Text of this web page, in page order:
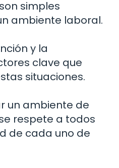
simples
ambiente laboral.
y la
clave que
situaciones.
un ambiente de
respete a todos
de cada uno de